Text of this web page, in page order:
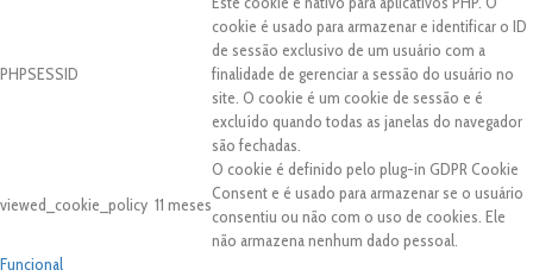
PHPSESSID
cookie é usado para armazenar e identificar o ID
de sessão exclusivo de um usuário com a
finalidade de gerenciar a sessão do usuário no
site. O cookie é um cookie de sessão e é
excluído quando todas as janelas do navegador
são fechadas.
viewed_cookie_policy 11 meses
O cookie é definido pelo plug-in GDPR Cookie
Consent e é usado para armazenar se o usuário
consentiu ou não com o uso de cookies. Ele
não armazena nenhum dado pessoal.
Funcional